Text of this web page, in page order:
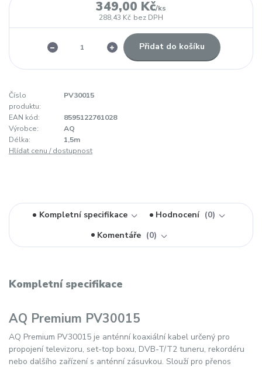
349,00 Kč/ks
288,43 Kč bez DPH
Přidat do košíku
Číslo
produktu:
PV30015
EAN kód:
8595122761028
Výrobce:
AQ
Délka:
1,5m
Hlídat cenu / dostupnost
Kompletní specifikace Hodnocení
0
Komentáře
0
Kompletní specifikace
AQ Premium PV30015
AQ Premium PV30015 je anténní koaxiální kabel určený pro
propojení televizoru, set-top boxu, DVB-T/T2 tuneru, rekordéru
nebo dalšího zařízení s anténní zásuvkou. Slouží pro přenos